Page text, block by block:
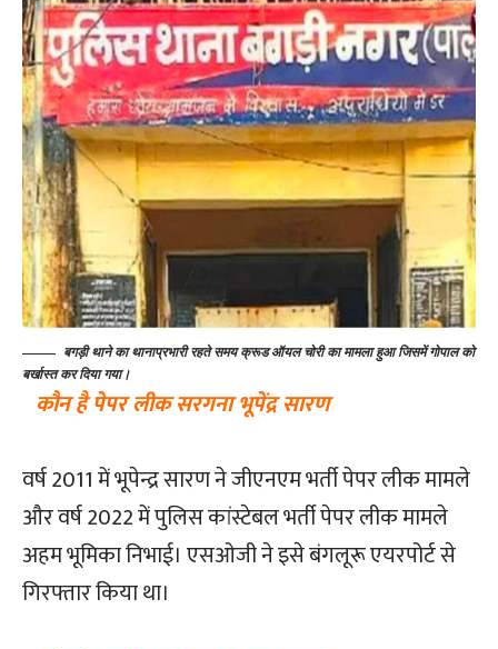
बगड़ी थाने का थानाप्रभारी रहते समय क्रूड ऑयल चोरी का मामला हुआ जिसमें गोपाल को
बर्खास्त कर दिया गया।
कौन है पेपर लीक सरगना भूपेंद्र सारण
वर्ष 2011 में भूपेन्द्र सारण ने जीएनएम भर्ती पेपर लीक मामले
और वर्ष 2022 में पुलिस कांस्टेबल भर्ती पेपर लीक मामले
अहम भूमिका निभाई। एसओजी ने इसे बंगलूरू एयरपोर्ट से
गिरफ्तार किया था।